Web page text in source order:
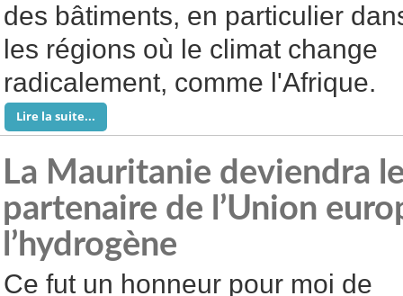
des bâtiments, en particulier
les régions où le climat change
radicalement, comme l'Afrique.
Lire la suite...
La Mauritanie deviendra
partenaire de l’Union
l’hydrogène
Ce fut un honneur pour moi de